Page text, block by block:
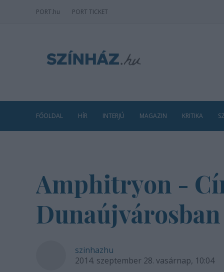
PORT.hu PORT TICKET
FŐOLDAL HÍR INTERJÚ MAGAZIN KRITIKA
Amphitryon -
Dunaújvárosban
szinhazhu
2014. szeptember 28. vasárnap, 10:04